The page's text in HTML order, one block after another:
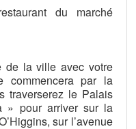
du marché
de la ville avec votre
commencera par la
traverserez le Palais
» pour arriver sur la
sur l’avenue